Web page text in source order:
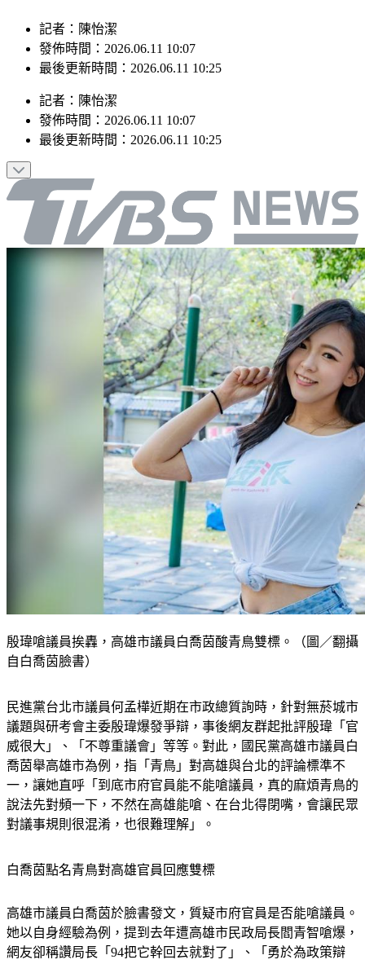
記者：陳怡潔
發佈時間：2026.06.11 10:07
最後更新時間：2026.06.11 10:25
記者 ： 陳怡潔
發佈時間： 2026.06.11 10:07
最後更新時間： 2026.06.11 10:25
殷瑋嗆議員挨轟，高雄市議員白喬茵酸青鳥雙標。（圖／翻攝
自白喬茵臉書）
民進黨台北市議員何孟樺近期在市政總質詢時，針對無菸城市
議題與研考會主委殷瑋爆發爭辯，事後網友群起批評殷瑋「官
威很大」、「不尊重議會」等等。對此，國民黨高雄市議員白
喬茵舉高雄市為例，指「青鳥」對高雄與台北的評論標準不
一，讓她直呼「到底市府官員能不能嗆議員，真的麻煩青鳥的
說法先對頻一下，不然在高雄能嗆、在台北得閉嘴，會讓民眾
對議事規則很混淆，也很難理解」。
白喬茵點名青鳥對高雄官員回應雙標
高雄市議員白喬茵於臉書發文，質疑市府官員是否能嗆議員。
她以自身經驗為例，提到去年遭高雄市民政局長閻青智嗆爆，
網友卻稱讚局長「94把它幹回去就對了」、「勇於為政策辯